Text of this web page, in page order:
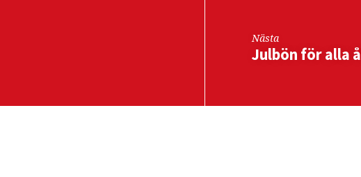
Nästa
Julbön för alla